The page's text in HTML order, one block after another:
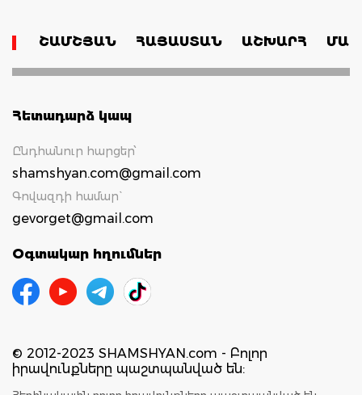
ՇԱՄՇՅԱՆ ՀԱՅԱՍՏԱՆ ԱՇԽԱՐՀ
Հետադարձ կապ
Ընդհանուր հարցեր՝
shamshyan.com@gmail.com
Գովազդի համար`
gevorget@gmail.com
Օգտակար հղումներ
© 2012-2023 SHAMSHYAN.com - Բոլոր
իրավունքները պաշտպանված են: